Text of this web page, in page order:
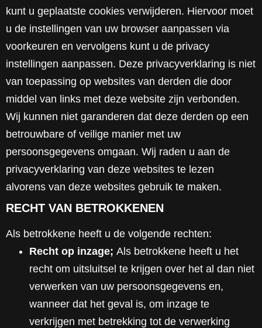
kunt u geplaatste cookies verwijderen. Hiervoor moet
u de instellingen van uw browser aanpassen via
voorkeuren en vervolgens kunt u de privacy
instellingen aanpassen. Deze privacyverklaring is niet
van toepassing op websites van derden die door
middel van links met deze website zijn verbonden.
Wij kunnen niet garanderen dat deze derden op een
betrouwbare of veilige manier met uw
persoonsgegevens omgaan. Wij raden u aan de
privacyverklaring van deze websites te lezen
alvorens van deze websites gebruik te maken.
RECHT VAN BETROKKENEN
Als betrokkene heeft u de volgende rechten:
Recht op inzage; Als betrokkene heeft u het
recht om uitsluitsel te krijgen over het al dan niet
verwerken van uw persoonsgegevens en,
wanneer dat het geval is, om inzage te
verkrijgen met betrekking tot de verwerking